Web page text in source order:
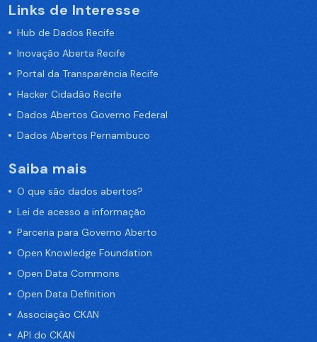
Links de Interesse
Hub de Dados Recife
Inovação Aberta Recife
Portal da Transparência Recife
Hacker Cidadão Recife
Dados Abertos Governo Federal
Dados Abertos Pernambuco
Saiba mais
O que são dados abertos?
Lei de acesso a informação
Parceria para Governo Aberto
Open Knowledge Foundation
Open Data Commons
Open Data Definition
Associação CKAN
API do CKAN